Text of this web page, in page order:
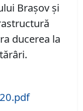
Brașov și
ducerea la